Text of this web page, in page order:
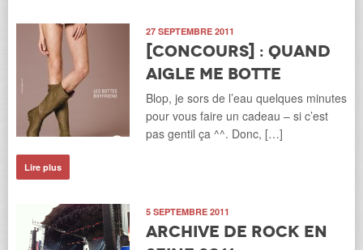
27 SEPTEMBRE 2011
[Concours] : Quand
Aigle me botte
Blop, je sors de l’eau quelques minutes
pour vous faire un cadeau – si c’est
pas gentil ça ^^. Donc, […]
Lire plus
5 SEPTEMBRE 2011
Archive de Rock en